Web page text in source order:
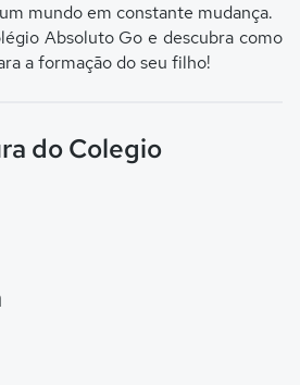
mundo em constante mudança.
Absoluto Go e descubra como
a formação do seu filho!
do Colegio